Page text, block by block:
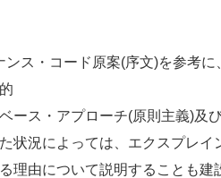
ンス・コード原案(序文)を参考に
ース・アプローチ(原則主義)及
状況によっては、エクスプレイ
理由について説明することも